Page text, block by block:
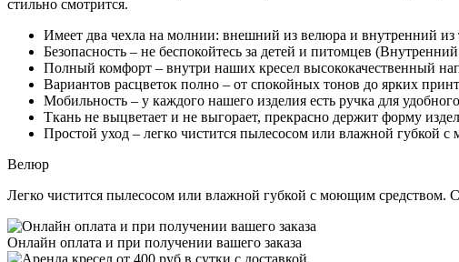
стильно смотрится.
Имеет два чехла на молнии: внешний из велюра и внутренний из
Безопасность – не беспокойтесь за детей и питомцев
Полный комфорт – внутри наших кресел высококачественный
Вариантов расцветок полно – от спокойных тонов до ярких
Мобильность – у каждого нашего изделия есть ручка для
Ткань не выцветает и не выгорает, прекрасно держит форму
Простой уход – легко чистится пылесосом или влажной губкой
Велюр
Легко чистится пылесосом или влажной губкой с моющим средством.
Онлайн оплата и при получении вашего заказа